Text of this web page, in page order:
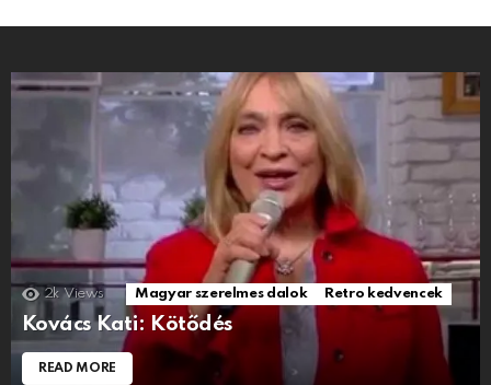
2k Views Magyar szerelmes dalok Retro kedvencek
Kovács Kati: Kötődés
READ MORE